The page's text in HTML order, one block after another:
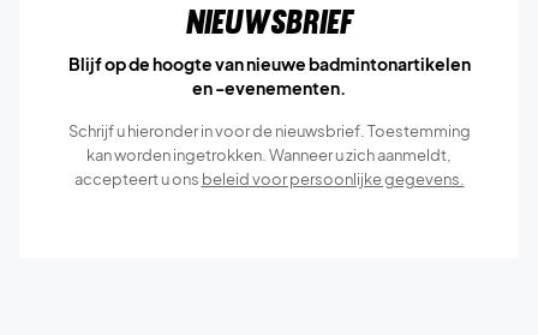
Nieuwsbrief
Blijf op de hoogte van nieuwe badmintonartikelen
en -evenementen.
Schrijf u hieronder in voor de nieuwsbrief. Toestemming
kan worden ingetrokken. Wanneer u zich aanmeldt,
accepteert u ons beleid voor persoonlijke gegevens.